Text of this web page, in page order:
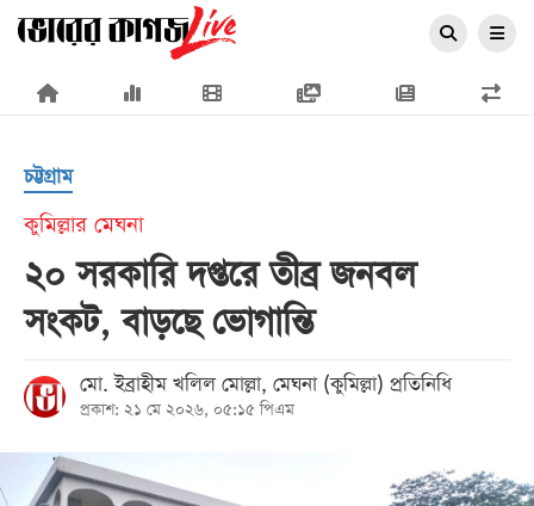
×
প্রচ্ছদ
জাতীয়
রাজনীতি
আন্তর্জাতিক
চট্টগ্রাম
কুমিল্লার মেঘনা
২০ সরকারি দপ্তরে তীব্র জনবল
সংকট, বাড়ছে ভোগান্তি
মো. ইব্রাহীম খলিল মোল্লা, মেঘনা (কুমিল্লা) প্রতিনিধি
প্রকাশ: ২১ মে ২০২৬, ০৫:১৫ পিএম